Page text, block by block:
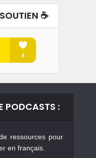
☕️
PODCASTS :
ressources pour
en français.